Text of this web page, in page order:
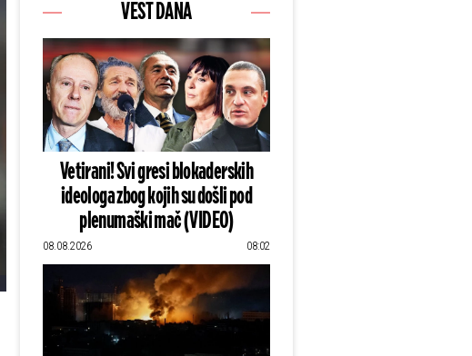
VEST DANA
Vetirani! Svi gresi blokaderskih
ideologa zbog kojih su došli pod
plenumaški mač (VIDEO)
08.08.2026 08:02